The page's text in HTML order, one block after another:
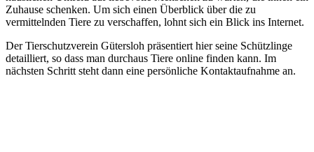
Zuhause schenken. Um sich einen Überblick über die zu
vermittelnden Tiere zu verschaffen, lohnt sich ein Blick ins Internet.
Der Tierschutzverein Gütersloh präsentiert hier seine Schützlinge
detailliert, so dass man durchaus Tiere online finden kann. Im
nächsten Schritt steht dann eine persönliche Kontaktaufnahme an.